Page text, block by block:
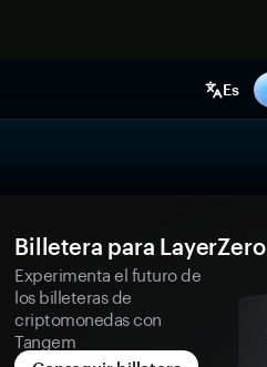
Es
Billetera para LayerZero
Experimenta el futuro de
los billeteras de
criptomonedas con
Tangem